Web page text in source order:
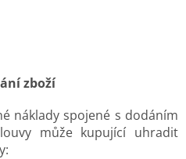
zboží
náklady spojené s dodáním
může kupující uhradit